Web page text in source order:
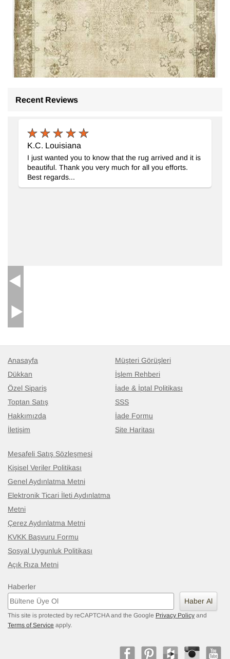
El Dokuma Vintage Halı- K0059911
Recent Reviews
K.C. Louisiana
I just wanted you to know that the rug arrived and it is
beautiful. Thank you very much for all you efforts.
Best regards...
Anasayfa
Dükkan
Özel Sipariş
Toptan Satış
Hakkımızda
İletişim
Müşteri Görüşleri
İşlem Rehberi
İade & İptal Politikası
SSS
İade Formu
Site Haritası
Mesafeli Satış Sözleşmesi
Kişisel Veriler Politikası
Genel Aydınlatma Metni
Elektronik Ticari İleti Aydınlatma
Metni
Çerez Aydınlatma Metni
KVKK Başvuru Formu
Sosyal Uygunluk Politikası
Açık Rıza Metni
Haberler
Haber Al
This site is protected by reCAPTCHA and the Google Privacy Policy and
Terms of Service apply.